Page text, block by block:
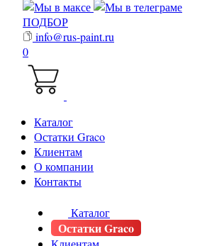
ПОДБОР
info@rus-paint.ru
0
Каталог
Остатки Graco
Клиентам
О компании
Контакты
Каталог
Остатки Graco